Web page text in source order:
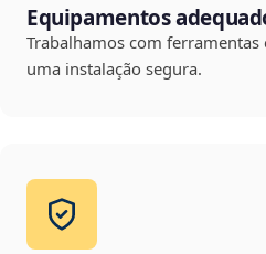
Equipamentos
Trabalhamos com ferramentas
uma instalação segura.